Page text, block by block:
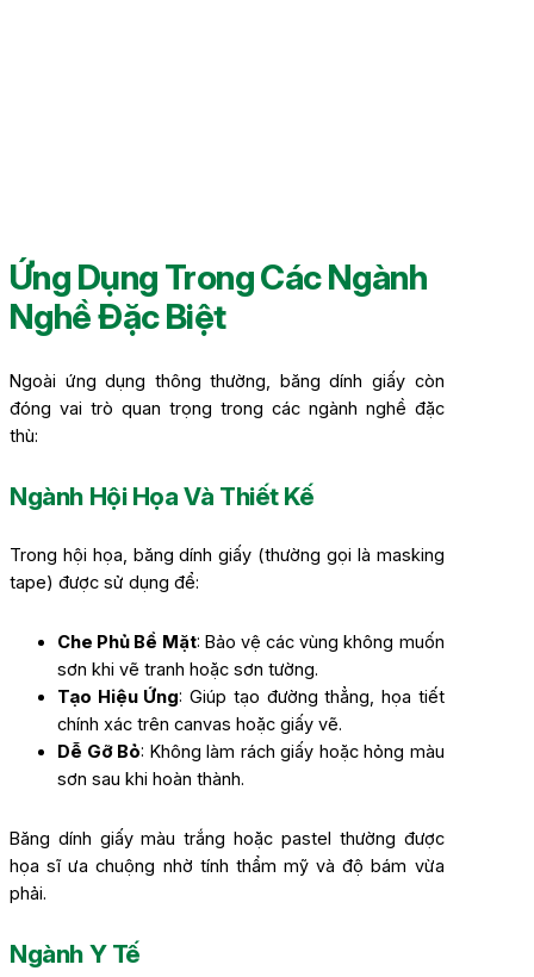
Ứng Dụng Trong Các Ngành
Nghề Đặc Biệt
Ngoài ứng dụng thông thường, băng dính giấy còn
đóng vai trò quan trọng trong các ngành nghề đặc
thù:
Ngành Hội Họa Và Thiết Kế
Trong hội họa, băng dính giấy (thường gọi là masking
tape) được sử dụng để:
Che Phủ Bề Mặt: Bảo vệ các vùng không muốn
sơn khi vẽ tranh hoặc sơn tường.
Tạo Hiệu Ứng: Giúp tạo đường thẳng, họa tiết
chính xác trên canvas hoặc giấy vẽ.
Dễ Gỡ Bỏ: Không làm rách giấy hoặc hỏng màu
sơn sau khi hoàn thành.
Băng dính giấy màu trắng hoặc pastel thường được
họa sĩ ưa chuộng nhờ tính thẩm mỹ và độ bám vừa
phải.
Ngành Y Tế